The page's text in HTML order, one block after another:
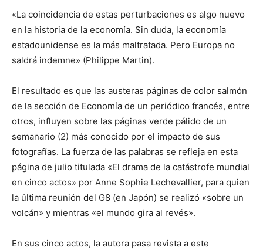
«La coincidencia de estas perturbaciones es algo nuevo
en la historia de la economía. Sin duda, la economía
estadounidense es la más maltratada. Pero Europa no
saldrá indemne» (Philippe Martin).
El resultado es que las austeras páginas de color salmón
de la sección de Economía de un periódico francés, entre
otros, influyen sobre las páginas verde pálido de un
semanario (2) más conocido por el impacto de sus
fotografías. La fuerza de las palabras se refleja en esta
página de julio titulada «El drama de la catástrofe mundial
en cinco actos» por Anne Sophie Lechevallier, para quien
la última reunión del G8 (en Japón) se realizó «sobre un
volcán» y mientras «el mundo gira al revés».
En sus cinco actos, la autora pasa revista a este